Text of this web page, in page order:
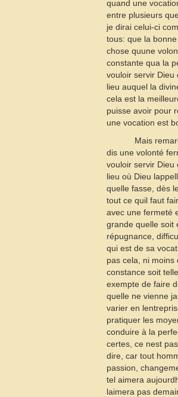
quand une
entre plusieurs
je dirai celui-ci
tous: que la bonne
chose quune
constante qua la
vouloir servir Dieu
lieu auquel la
cela est la
puisse avoir pour
une vocation est
Mais
dis une volonté
vouloir servir Dieu
lieu où Dieu
quelle fasse, dès
tout ce quil faut
avec une fermeté
grande quelle
répugnance,
qui est de sa
pas cela, ni
constance soit
exempte de faire
quelle ne vienne
varier en
pratiquer les
conduire à la
certes, ce nest
dire, car tout
passion,
tel aimera
laimera pas